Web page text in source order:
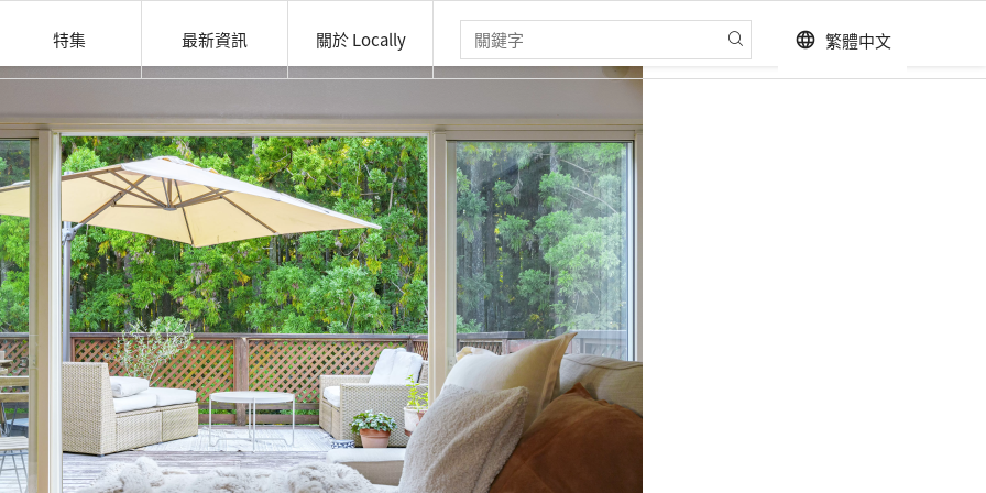
特集 最新資訊 關於 Locally language 繁體中文